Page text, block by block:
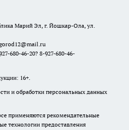
Марий Эл, г. Йошкар-Ола, ул.
680-46-20? 8-927-680-46-
16+.
и обработки персональных данных
применяются рекомендательные
технологии предоставления